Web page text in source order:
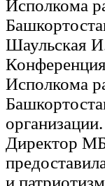
Исполкома
Шаульская
Исполкома
организации.
Директор
и